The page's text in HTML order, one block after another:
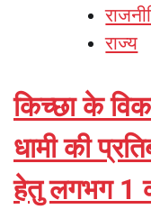
राज्य
किच्छा के
धामी की
हेतु लगभग 1